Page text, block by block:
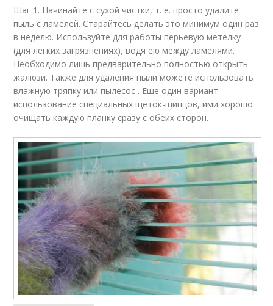
Шаг 1. Начинайте с сухой чистки, т. е. просто удалите
пыль с ламелей. Старайтесь делать это минимум один раз
в неделю. Используйте для работы перьевую метелку
(для легких загрязнениях), водя ею между ламелями.
Необходимо лишь предварительно полностью открыть
жалюзи. Также для удаления пыли можете использовать
влажную тряпку или пылесос . Еще один вариант –
использование специальных щеток-щипцов, ими хорошо
очищать каждую планку сразу с обеих сторон.